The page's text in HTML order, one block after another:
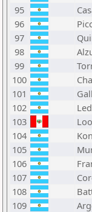
95
96
97
98
99
100
101
102
103
104
105
106
107
108
109